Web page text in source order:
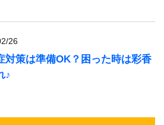
26
対策は準備OK？困った時は彩香
♪